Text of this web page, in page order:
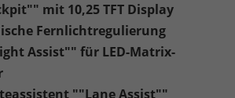
mit 10,25 TFT Display
Fernlichtregulierung
Assist"" für LED-Matrix-
""Lane Assist""